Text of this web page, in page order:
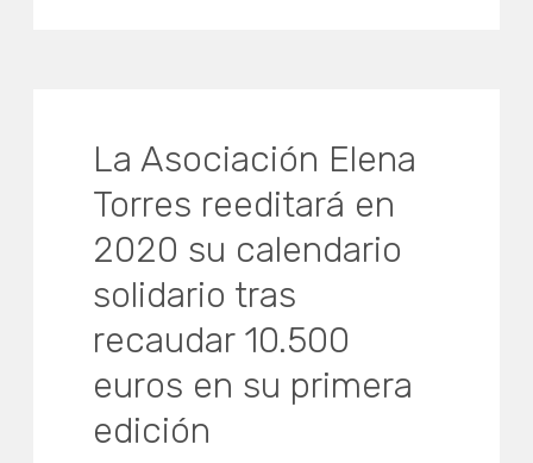
La Asociación Elena
Torres reeditará en
2020 su calendario
solidario tras
recaudar 10.500
euros en su primera
edición